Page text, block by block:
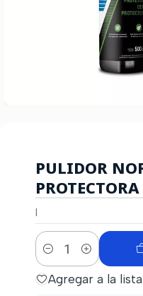
|
PULIDOR
Cantidad
Agregar a la